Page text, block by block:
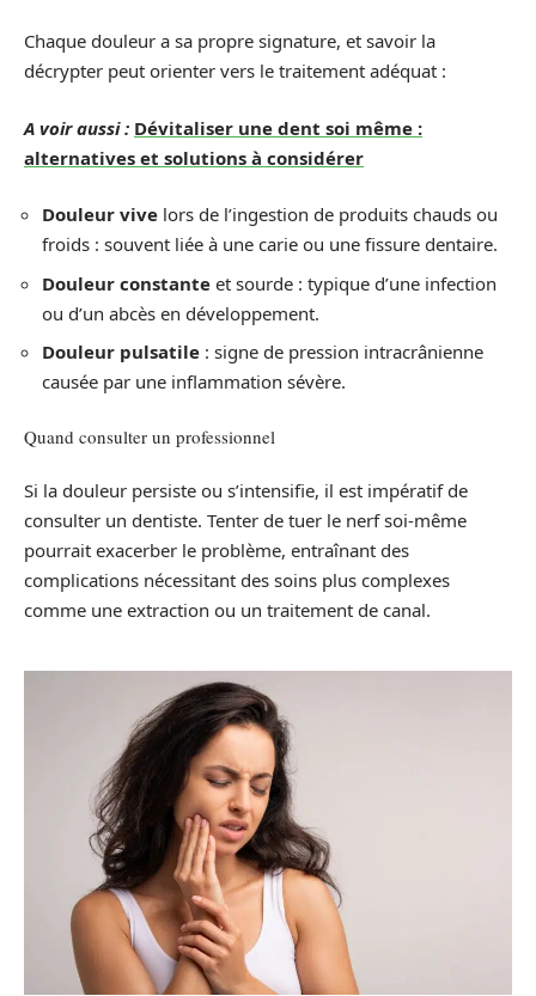
Chaque douleur a sa propre signature, et savoir la
décrypter peut orienter vers le traitement adéquat :
A voir aussi : Dévitaliser une dent soi même :
alternatives et solutions à considérer
Douleur vive lors de l’ingestion de produits chauds ou
froids : souvent liée à une carie ou une fissure dentaire.
Douleur constante et sourde : typique d’une infection
ou d’un abcès en développement.
Douleur pulsatile : signe de pression intracrânienne
causée par une inflammation sévère.
Quand consulter un professionnel
Si la douleur persiste ou s’intensifie, il est impératif de
consulter un dentiste. Tenter de tuer le nerf soi-même
pourrait exacerber le problème, entraînant des
complications nécessitant des soins plus complexes
comme une extraction ou un traitement de canal.